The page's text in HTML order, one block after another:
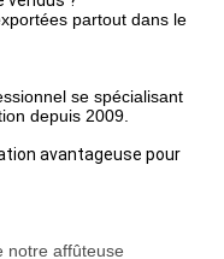
partout dans le
se spécialisant
depuis 2009.
avantageuse pour
notre affûteuse